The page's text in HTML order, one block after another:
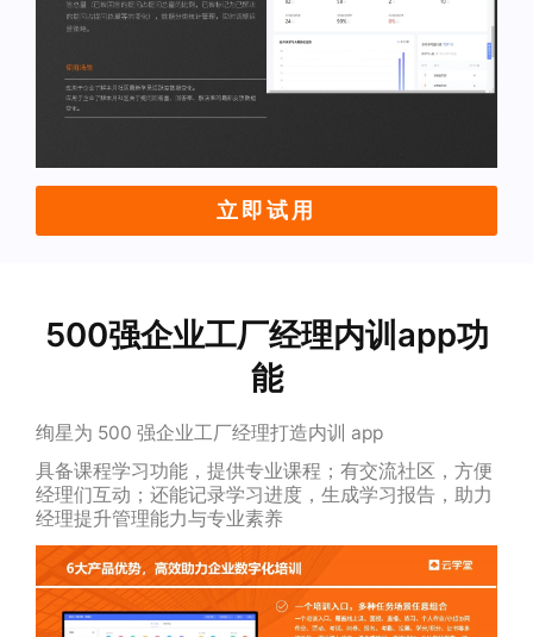
立即试用
500强企业工厂经理内训app功
能
绚星为 500 强企业工厂经理打造内训 app
具备课程学习功能，提供专业课程；有交流社区，方便
经理们互动；还能记录学习进度，生成学习报告，助力
经理提升管理能力与专业素养